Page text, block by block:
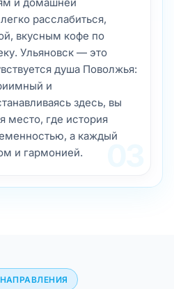
03
и
здесь, вы
место, где история
а каждый
и гармонией.